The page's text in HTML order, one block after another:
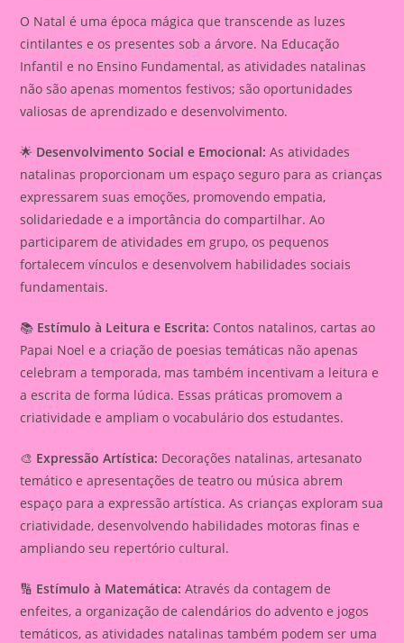
O Natal é uma época mágica que transcende as luzes
cintilantes e os presentes sob a árvore. Na Educação
Infantil e no Ensino Fundamental, as atividades natalinas
não são apenas momentos festivos; são oportunidades
valiosas de aprendizado e desenvolvimento.
🌟 Desenvolvimento Social e Emocional: As atividades
natalinas proporcionam um espaço seguro para as crianças
expressarem suas emoções, promovendo empatia,
solidariedade e a importância do compartilhar. Ao
participarem de atividades em grupo, os pequenos
fortalecem vínculos e desenvolvem habilidades sociais
fundamentais.
📚 Estímulo à Leitura e Escrita: Contos natalinos, cartas ao
Papai Noel e a criação de poesias temáticas não apenas
celebram a temporada, mas também incentivam a leitura e
a escrita de forma lúdica. Essas práticas promovem a
criatividade e ampliam o vocabulário dos estudantes.
🎨 Expressão Artística: Decorações natalinas, artesanato
temático e apresentações de teatro ou música abrem
espaço para a expressão artística. As crianças exploram sua
criatividade, desenvolvendo habilidades motoras finas e
ampliando seu repertório cultural.
🔢 Estímulo à Matemática: Através da contagem de
enfeites, a organização de calendários do advento e jogos
temáticos, as atividades natalinas também podem ser uma